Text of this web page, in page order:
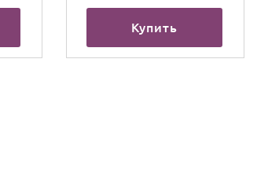
Купить